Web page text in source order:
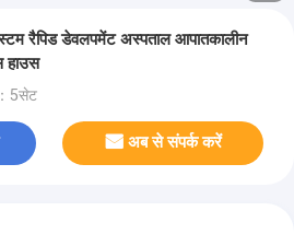
रैपिड डेवलपमेंट अस्पताल आपातकालीन
5सेट
अब से संपर्क करें